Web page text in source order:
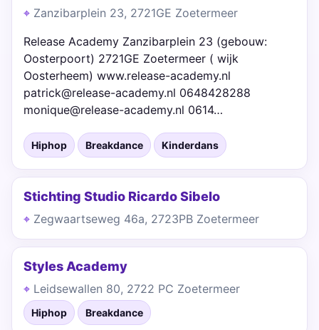
Zanzibarplein 23, 2721GE Zoetermeer
Release Academy Zanzibarplein 23 (gebouw:
Oosterpoort) 2721GE Zoetermeer ( wijk
Oosterheem) www.release-academy.nl
patrick@release-academy.nl 0648428288
monique@release-academy.nl 0614…
Hiphop Breakdance Kinderdans
Stichting Studio Ricardo Sibelo
Zegwaartseweg 46a, 2723PB Zoetermeer
Styles Academy
Leidsewallen 80, 2722 PC Zoetermeer
Hiphop Breakdance